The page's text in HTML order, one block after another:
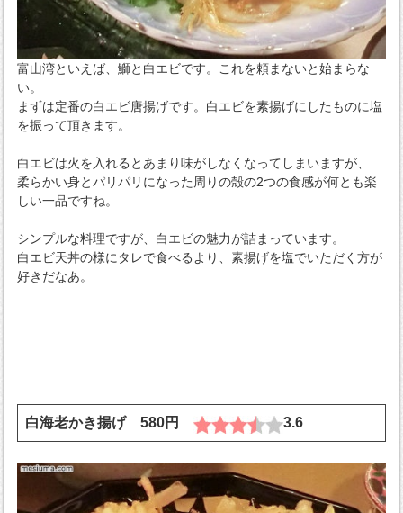
富山湾といえば、鰤と白エビです。これを頼まないと始まらな
い。
まずは定番の白エビ唐揚げです。白エビを素揚げにしたものに塩
を振って頂きます。
白エビは火を入れるとあまり味がしなくなってしまいますが、
柔らかい身とパリパリになった周りの殻の2つの食感が何とも楽
しい一品ですね。
シンプルな料理ですが、白エビの魅力が詰まっています。
白エビ天丼の様にタレで食べるより、素揚げを塩でいただく方が
好きだなあ。
白海老かき揚げ 580円 3.6